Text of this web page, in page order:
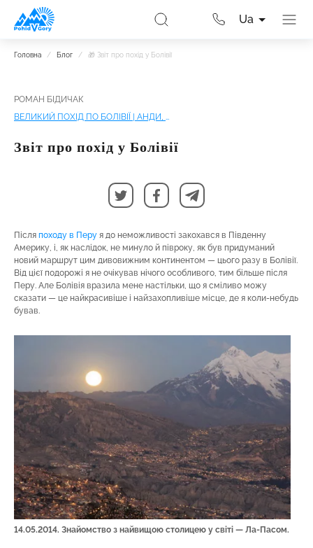
Ua
Головна / Блог / 🎁 Звіт про похід у Болівії
РОМАН БІДИЧАК
ВЕЛИКИЙ ПОХІД ПО БОЛІВІЇ | АНДИ, ТІТІКАКА, СОЛОНЧАК УЮНІ
Звіт про похід у Болівії
Після походу в Перу я до неможливості закохався в Південну
Америку, і, як наслідок, не минуло й півроку, як був придуманий
новий маршрут цим дивовижним континентом — цього разу в Болівії.
Від цієї подорожі я не очікував нічого особливого, тим більше після
Перу. Але Болівія вразила мене настільки, що я сміливо можу
сказати — це найкрасивіше і найзахопливіше місце, де я коли-небудь
бував.
14.05.2014. Знайомство з найвищою столицею у світі — Ла-Пасом.